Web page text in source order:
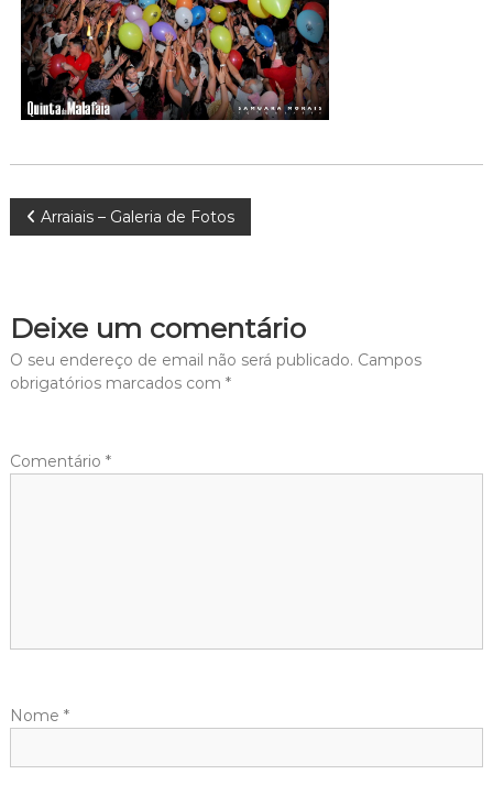
Navegação
artigos
Arraiais – Galeria de Fotos
Deixe um comentário
O seu endereço de email não será publicado. Campos
obrigatórios marcados com *
Comentário *
Nome *